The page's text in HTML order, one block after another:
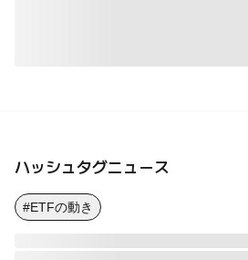
ハッシュタグニュース
#ETFの動き